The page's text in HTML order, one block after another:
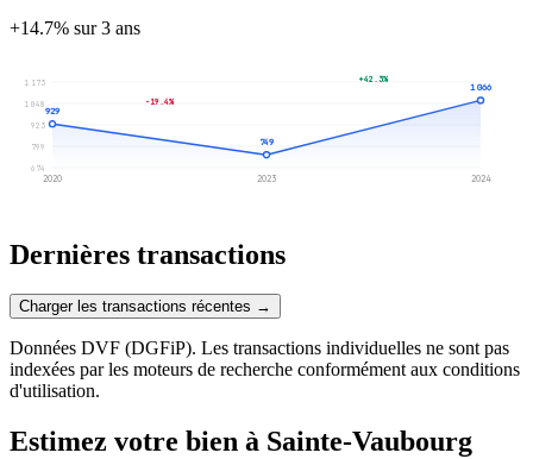
+14.7% sur 3 ans
674
799
923
1 048
1 173
929
2020
749
2023
1 066
2024
-19.4%
+42.3%
Dernières transactions
Charger les transactions récentes →
Données DVF (DGFiP). Les transactions individuelles ne sont pas
indexées par les moteurs de recherche conformément aux conditions
d'utilisation.
Estimez votre bien à Sainte-Vaubourg